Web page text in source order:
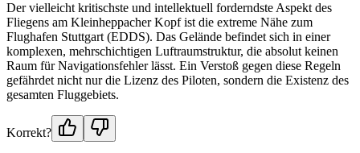
Der vielleicht kritischste und intellektuell forderndste Aspekt des
Fliegens am Kleinheppacher Kopf ist die extreme Nähe zum
Flughafen Stuttgart (EDDS). Das Gelände befindet sich in einer
komplexen, mehrschichtigen Luftraumstruktur, die absolut keinen
Raum für Navigationsfehler lässt. Ein Verstoß gegen diese Regeln
gefährdet nicht nur die Lizenz des Piloten, sondern die Existenz des
gesamten Fluggebiets.
Korrekt?